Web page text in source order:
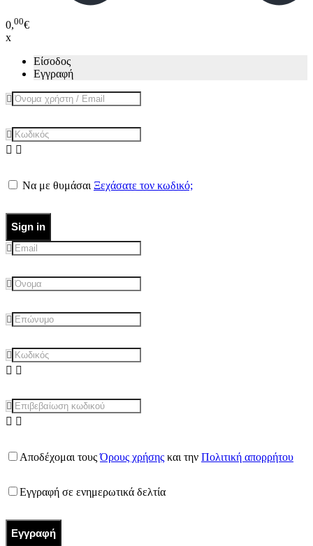
0,00€
x
Είσοδος
Εγγραφή
Να με θυμάσαι Ξεχάσατε τον κωδικό;
Sign in
Αποδέχομαι τουςΌρους χρήσης και την Πολιτική απορρήτου
Εγγραφή σε ενημερωτικά δελτία
Εγγραφή